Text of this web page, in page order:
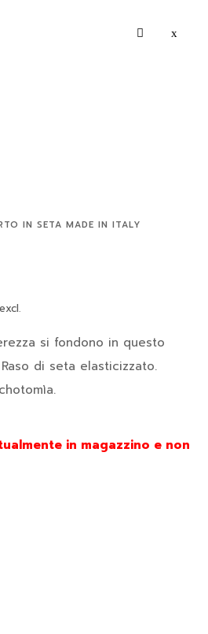
IN SETA MADE IN ITALY
si fondono in questo
Raso di seta elasticizzato.
in magazzino e non